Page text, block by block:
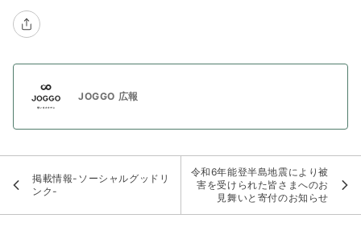
JOGGO 広報
掲載情報-ソーシャルグッドリ
ンク-
令和6年能登半島地震により被
害を受けられた皆さまへのお
見舞いと寄付のお知らせ